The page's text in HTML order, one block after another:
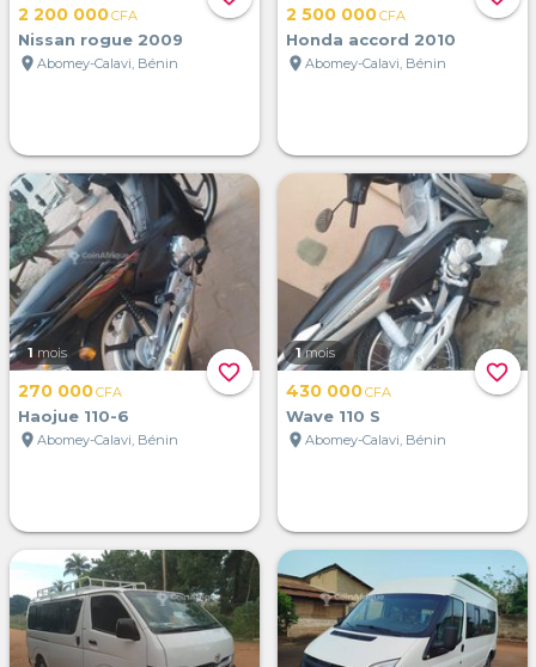
2 200 000CFA
Nissan rogue 2009
location_on Abomey-Calavi, Bénin
2 500 000CFA
Honda accord 2010
location_on Abomey-Calavi, Bénin
favorite_border
1 mois
270 000CFA
Haojue 110-6
location_on Abomey-Calavi, Bénin
favorite_border
1 mois
430 000CFA
Wave 110 S
location_on Abomey-Calavi, Bénin